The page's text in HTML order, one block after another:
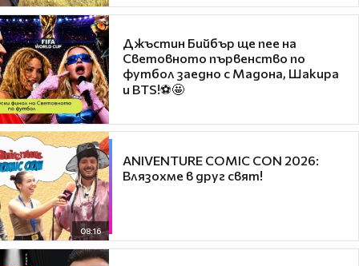
Джъстин Бийбър ще пее на
Световното първенство по
футбол заедно с Мадона, Шакира
и BTS!⚽🤩
08:16
ANIVENTURE COMIC CON 2026:
Влязохме в друг свят!